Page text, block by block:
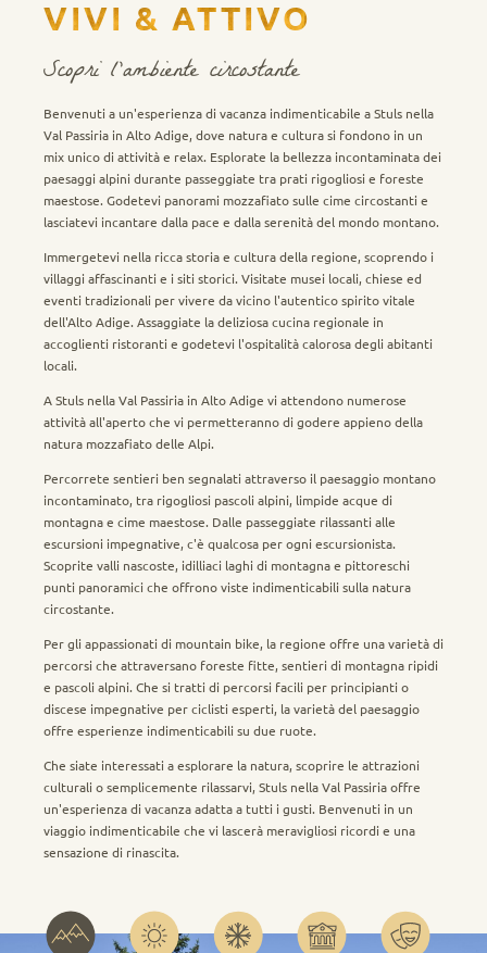
VIVI & ATTIVO
Scopri l'ambiente circostante
Benvenuti a un'esperienza di vacanza indimenticabile a Stuls nella
Val Passiria in Alto Adige, dove natura e cultura si fondono in un
mix unico di attività e relax. Esplorate la bellezza incontaminata dei
paesaggi alpini durante passeggiate tra prati rigogliosi e foreste
maestose. Godetevi panorami mozzafiato sulle cime circostanti e
lasciatevi incantare dalla pace e dalla serenità del mondo montano.
Immergetevi nella ricca storia e cultura della regione, scoprendo i
villaggi affascinanti e i siti storici. Visitate musei locali, chiese ed
eventi tradizionali per vivere da vicino l'autentico spirito vitale
dell'Alto Adige. Assaggiate la deliziosa cucina regionale in
accoglienti ristoranti e godetevi l'ospitalità calorosa degli abitanti
locali.
A Stuls nella Val Passiria in Alto Adige vi attendono numerose
attività all'aperto che vi permetteranno di godere appieno della
natura mozzafiato delle Alpi.
Percorrete sentieri ben segnalati attraverso il paesaggio montano
incontaminato, tra rigogliosi pascoli alpini, limpide acque di
montagna e cime maestose. Dalle passeggiate rilassanti alle
escursioni impegnative, c'è qualcosa per ogni escursionista.
Scoprite valli nascoste, idilliaci laghi di montagna e pittoreschi
punti panoramici che offrono viste indimenticabili sulla natura
circostante.
Per gli appassionati di mountain bike, la regione offre una varietà di
percorsi che attraversano foreste fitte, sentieri di montagna ripidi
e pascoli alpini. Che si tratti di percorsi facili per principianti o
discese impegnative per ciclisti esperti, la varietà del paesaggio
offre esperienze indimenticabili su due ruote.
Che siate interessati a esplorare la natura, scoprire le attrazioni
culturali o semplicemente rilassarvi, Stuls nella Val Passiria offre
un'esperienza di vacanza adatta a tutti i gusti. Benvenuti in un
viaggio indimenticabile che vi lascerà meravigliosi ricordi e una
sensazione di rinascita.